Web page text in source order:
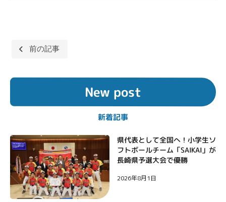
投
ナ
ゲ
シ
ョ
ン
前の記事
New post
新着記事
県代表として全国へ！小学生ソ
フトボールチーム「SAIKAI」が
長崎県予選大会で優勝
2026年8月1日